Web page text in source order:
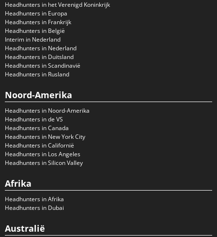
Headhunters in het Verenigd Koninkrijk
Headhunters in Europa
Headhunters in Frankrijk
Headhunters in België
Interim in Nederland
Headhunters in Nederland
Headhunters in Duitsland
Headhunters in Scandinavië
Headhunters in Rusland
Noord-Amerika
Headhunters in Noord-Amerika
Headhunters in de VS
Headhunters in Canada
Headhunters in New York City
Headhunters in Californië
Headhunters in Los Angeles
Headhunters in Silicon Valley
Afrika
Headhunters in Afrika
Headhunters in Dubai
Australië